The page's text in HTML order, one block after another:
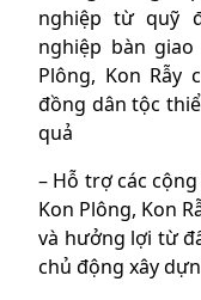
nghiệp từ quỹ
nghiệp bàn
Plông, Kon Rẫy
đồng dân tộc
quả
– Hỗ trợ các
Kon Plông, Kon
và hưởng lợi từ
chủ động xây